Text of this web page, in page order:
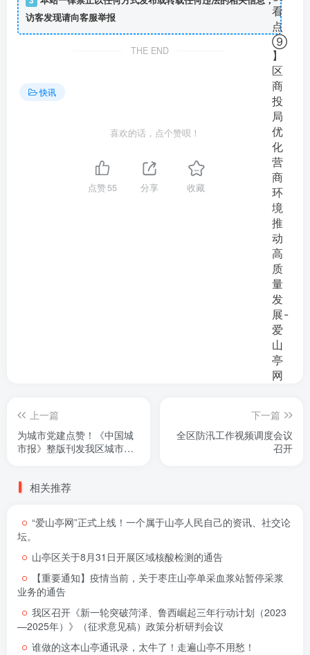
访客发现请向客服举报
THE END
快讯
喜欢的话，点个赞呗！
点赞55 分享 收藏
上一篇
为城市党建点赞！《中国城
市报》整版刊发我区城市党
下一篇
全区防汛工作视频调度会议
召开
相关推荐
“爱山亭网”正式上线！一个属于山亭人民自己的资讯、社交论
坛。
山亭区关于8月31日开展区域核酸检测的通告
【重要通知】疫情当前，关于枣庄山亭单采血浆站暂停采浆
业务的通告
我区召开《新一轮突破菏泽、鲁西崛起三年行动计划（2023
—2025年）》（征求意见稿）政策分析研判会议
谁做的这本山亭通讯录，太牛了！走遍山亭不用愁！